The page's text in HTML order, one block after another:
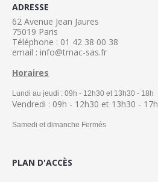
ADRESSE
62 Avenue Jean Jaures
75019 Paris
Téléphone : 01 42 38 00 38
email : info@tmac-sas.fr
Horaires
Lundi au jeudi : 09h - 12h30 et 13h30 - 18h
Vendredi : 09h - 12h30 et 13h30 - 17h
Samedi et dimanche Fermés
PLAN D'ACCÈS